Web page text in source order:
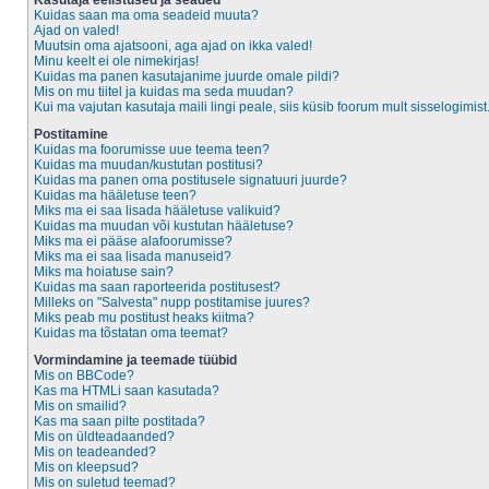
Kuidas saan ma oma seadeid muuta?
Ajad on valed!
Muutsin oma ajatsooni, aga ajad on ikka valed!
Minu keelt ei ole nimekirjas!
Kuidas ma panen kasutajanime juurde omale pildi?
Mis on mu tiitel ja kuidas ma seda muudan?
Kui ma vajutan kasutaja maili lingi peale, siis küsib foorum mult sisselogimist.
Postitamine
Kuidas ma foorumisse uue teema teen?
Kuidas ma muudan/kustutan postitusi?
Kuidas ma panen oma postitusele signatuuri juurde?
Kuidas ma hääletuse teen?
Miks ma ei saa lisada hääletuse valikuid?
Kuidas ma muudan või kustutan hääletuse?
Miks ma ei pääse alafoorumisse?
Miks ma ei saa lisada manuseid?
Miks ma hoiatuse sain?
Kuidas ma saan raporteerida postitusest?
Milleks on "Salvesta" nupp postitamise juures?
Miks peab mu postitust heaks kiitma?
Kuidas ma tõstatan oma teemat?
Vormindamine ja teemade tüübid
Mis on BBCode?
Kas ma HTMLi saan kasutada?
Mis on smailid?
Kas ma saan pilte postitada?
Mis on üldteadaanded?
Mis on teadeanded?
Mis on kleepsud?
Mis on suletud teemad?